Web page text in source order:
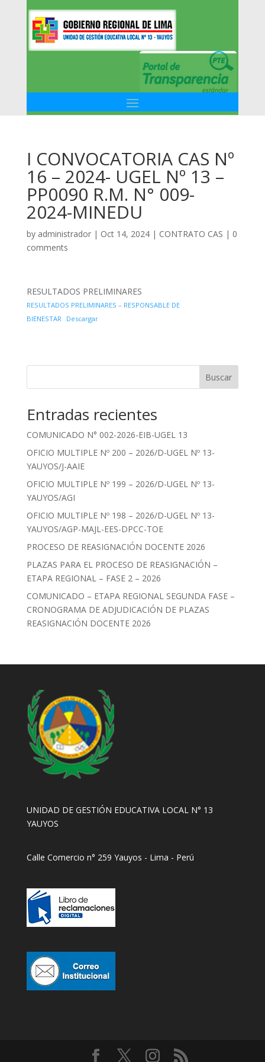
I CONVOCATORIA CAS Nº
16 – 2024- UGEL Nº 13 –
PP0090 R.M. N° 009-
2024-MINEDU
by administrador| Oct 14, 2024| CONTRATO CAS | 0
comments
RESULTADOS PRELIMINARES
RESULTADOS PRELIMINARES – RESPONSABLE DE
BIENESTAR
Descargar
Buscar
Entradas recientes
COMUNICADO N° 002-2026-EIB-UGEL 13
OFICIO MULTIPLE Nº 200 – 2026/D-UGEL Nº 13-
YAUYOS/J-AAIE
OFICIO MULTIPLE Nº 199 – 2026/D-UGEL Nº 13-
YAUYOS/AGI
OFICIO MULTIPLE Nº 198 – 2026/D-UGEL Nº 13-
YAUYOS/AGP-MAJL-EES-DPCC-TOE
PROCESO DE REASIGNACIÓN DOCENTE 2026
PLAZAS PARA EL PROCESO DE REASIGNACIÓN –
ETAPA REGIONAL – FASE 2 – 2026
COMUNICADO – ETAPA REGIONAL SEGUNDA FASE –
CRONOGRAMA DE ADJUDICACIÓN DE PLAZAS
REASIGNACIÓN DOCENTE 2026
UNIDAD DE GESTIÓN EDUCATIVA LOCAL N° 13
YAUYOS
Calle Comercio n° 259 Yauyos - Lima - Perú